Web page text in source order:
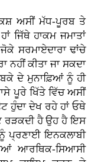
ਅਸੀਂ ਮੱਧ-ਪੂਰਬ ਤੇ
ਜਿੱਥੇ ਹਾਕਮ ਜਮਾਤਾਂ
ਸਰਮਾਏਦਾਰਾ ਢਾਂਚੇ
ਕੀਤਾ ਜਾ ਸਕਦਾ
ਦੇ ਮੁਨਾਫ਼ਿਆਂ ਨੂੰ ਹੀ
ਪੂਰੇ ਖਿੱਤੇ ਵਿੱਚ ਅਸੀਂ
ਹੁੰਦਾ ਦੇਖ ਰਹੇ ਹਾਂ ਓਥੇ
ਰੜਕਦੀ ਹੈ ਉਹ ਹੈ ਇਸ
ਪ੍ਰਣਾਈ ਇਨਕਲਾਬੀ
ਆਰਥਿਕ-ਸਿਆਸੀ